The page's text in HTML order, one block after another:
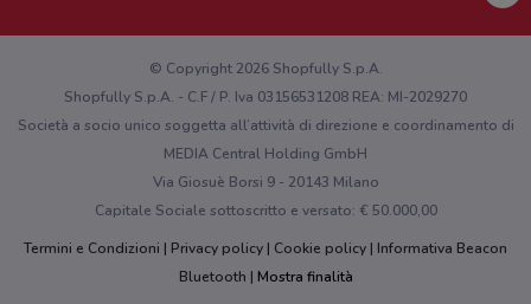
Hai un malfunzionamento sul web o sull'app?
© Copyright 2026 Shopfully S.p.A.
Shopfully S.p.A. - C.F / P. Iva 03156531208 REA: MI-2029270
Società a socio unico soggetta all’attività di direzione e coordinamento di
MEDIA Central Holding GmbH
Via Giosuè Borsi 9 - 20143 Milano
Capitale Sociale sottoscritto e versato: € 50.000,00
Termini e Condizioni
Privacy policy Cookie policy
Informativa Beacon
Bluetooth
Mostra finalità